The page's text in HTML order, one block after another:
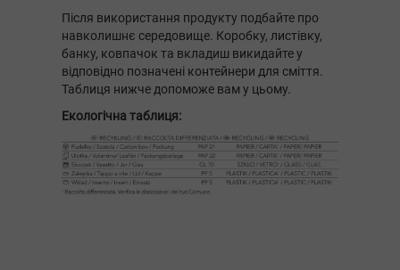
Після використання продукту подбайте про
навколишнє середовище. Коробку, листівку,
банку, ковпачок та вкладиш викидайте у
відповідно позначені контейнери для сміття.
Таблиця нижче допоможе вам у цьому.
Екологічна таблиця: